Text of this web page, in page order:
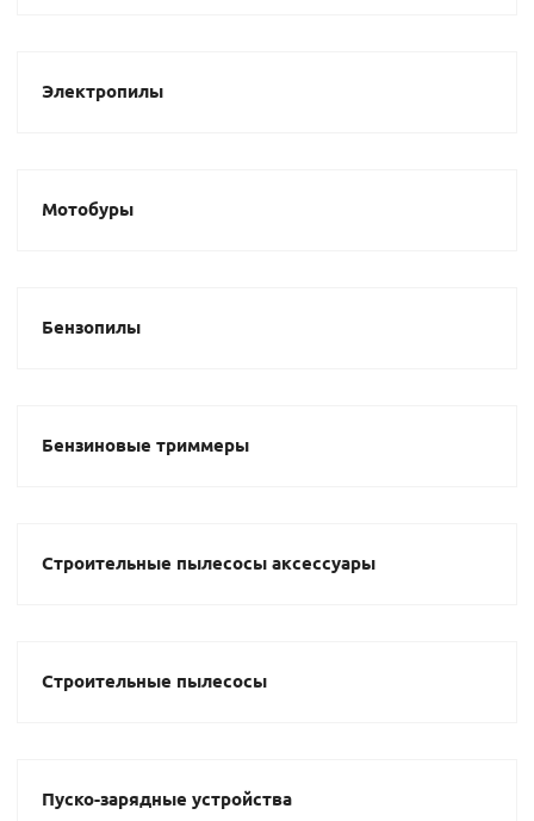
Электропилы
Мотобуры
Бензопилы
Бензиновые триммеры
Строительные пылесосы аксессуары
Строительные пылесосы
Пуско-зарядные устройства